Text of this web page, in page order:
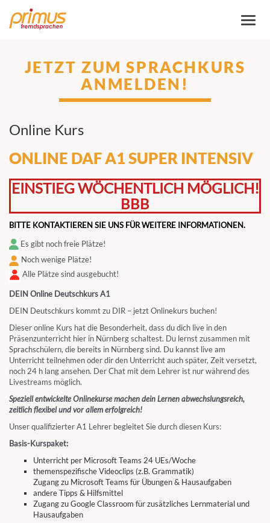
Toggle
JETZT ZUM SPRACHKURS
ANMELDEN!
Online Kurs
ONLINE DAF A1 SUPER INTENSIV
EINSTIEG WÖCHENTLICH MÖGLICH!
BBB
BITTE KONTAKTIEREN SIE UNS FÜR WEITERE INFORMATIONEN.
Es gibt noch freie Plätze!
Noch wenige Plätze!
Alle Plätze sind ausgebucht!
DEIN Online Deutschkurs A1
DEIN Deutschkurs kommt zu DIR – jetzt Onlinekurs buchen!
Dieser online Kurs hat die Besonderheit, dass du dich live in den
Präsenzunterricht hier in Nürnberg schaltest. Du lernst zusammen mit
Sprachschülern, die bereits in Nürnberg sind. Du kannst live am
Unterricht teilnehmen oder dir den Unterricht auch später, Zeit versetzt,
noch 24 h lang ansehen. Der Chat mit dem Lehrer ist nur während des
Livestreams möglich.
Speziell entwickelte Onlinekurse machen dein Lernen abwechslungsreich,
zeitlich flexibel und vor allem erfolgreich!
Unser qualifizierter A1 Lehrer begleitet Sie durch diesen Kurs:
Basis-Kurspaket:
Unterricht per Microsoft Teams 24 UEs/Woche
themenspezifische Videoclips (z.B. Grammatik)
Zugang zu Microsoft Teams für Übungen & Hausaufgaben
andere Tipps & Hilfsmittel
Zugang zu Google Classroom für zusätzliches Lernmaterial und
Hausaufgaben